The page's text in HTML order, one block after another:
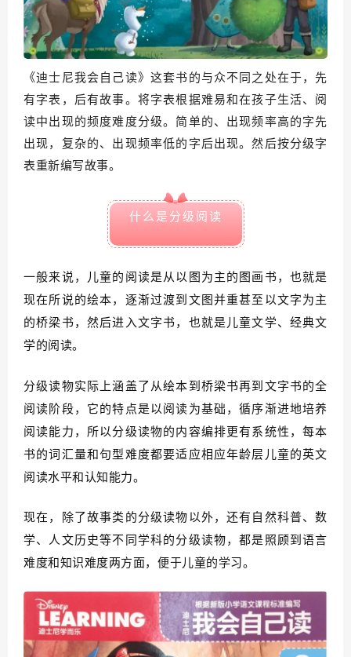
《迪士尼我会自己读》这套书的与众不同之处在于，先
有字表，后有故事。将字表根据难易和在孩子生活、阅
读中出现的频度难度分级。简单的、出现频率高的字先
出现，复杂的、出现频率低的字后出现。然后按分级字
表重新编写故事。
什么是分级阅读
一般来说，儿童的阅读是从以图为主的图画书，也就是
现在所说的绘本，逐渐过渡到文图并重甚至以文字为主
的桥梁书，然后进入文字书，也就是儿童文学、经典文
学的阅读。
分级读物实际上涵盖了从绘本到桥梁书再到文字书的全
阅读阶段，它的特点是以阅读为基础，循序渐进地培养
阅读能力，所以分级读物的内容编排更有系统性，每本
书的词汇量和句型难度都要适应相应年龄层儿童的英文
阅读水平和认知能力。
现在，除了故事类的分级读物以外，还有自然科普、数
学、人文历史等不同学科的分级读物，都是照顾到语言
难度和知识难度两方面，便于儿童的学习。